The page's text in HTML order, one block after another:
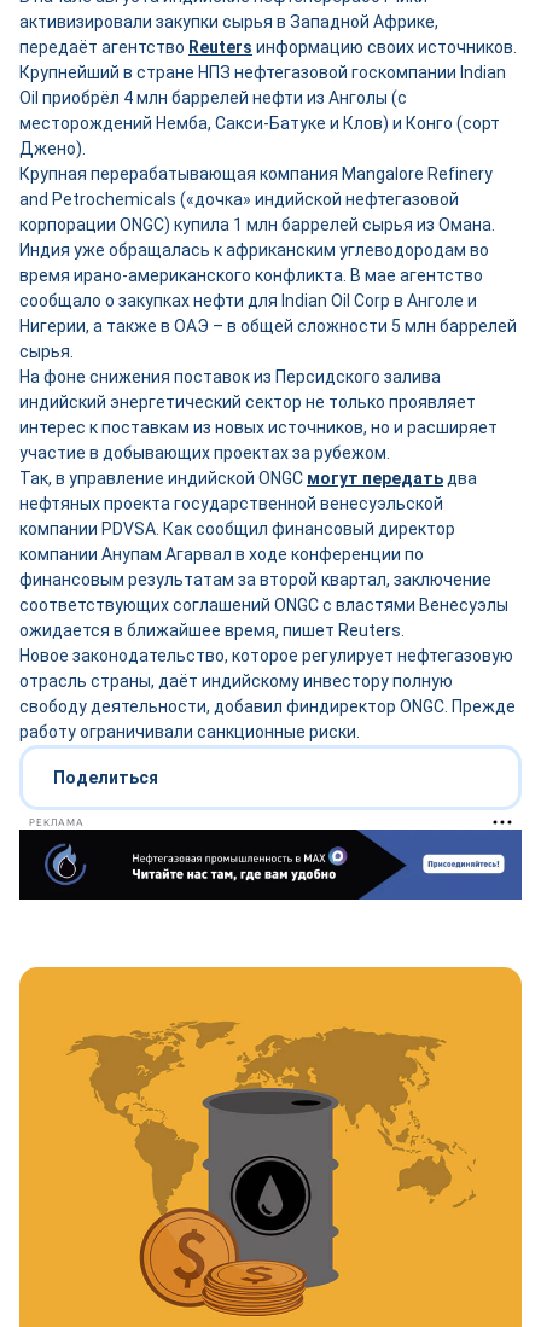
активизировали закупки сырья в Западной Африке,
передаёт агентство Reuters информацию своих источников.
Крупнейший в стране НПЗ нефтегазовой госкомпании Indian
Oil приобрёл 4 млн баррелей нефти из Анголы (с
месторождений Немба, Сакси-Батуке и Клов) и Конго (сорт
Джено).
Крупная перерабатывающая компания Mangalore Refinery
and Petrochemicals («дочка» индийской нефтегазовой
корпорации ONGC) купила 1 млн баррелей сырья из Омана.
Индия уже обращалась к африканским углеводородам во
время ирано-американского конфликта. В мае агентство
сообщало о закупках нефти для Indian Oil Corp в Анголе и
Нигерии, а также в ОАЭ – в общей сложности 5 млн баррелей
сырья.
На фоне снижения поставок из Персидского залива
индийский энергетический сектор не только проявляет
интерес к поставкам из новых источников, но и расширяет
участие в добывающих проектах за рубежом.
Так, в управление индийской ONGC могут передать два
нефтяных проекта государственной венесуэльской
компании PDVSA. Как сообщил финансовый директор
компании Анупам Агарвал в ходе конференции по
финансовым результатам за второй квартал, заключение
соответствующих соглашений ONGC с властями Венесуэлы
ожидается в ближайшее время, пишет Reuters.
Новое законодательство, которое регулирует нефтегазовую
отрасль страны, даёт индийскому инвестору полную
свободу деятельности, добавил финдиректор ONGC. Прежде
работу ограничивали санкционные риски.
Поделиться
РЕКЛАМА